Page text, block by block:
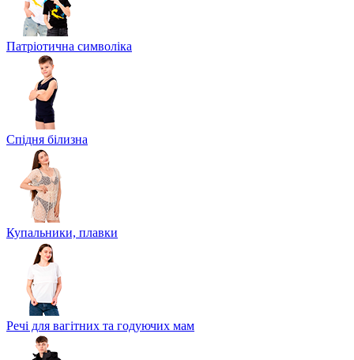
Патріотична символіка
Спідня білизна
Купальники, плавки
Речі для вагітних та годуючих мам